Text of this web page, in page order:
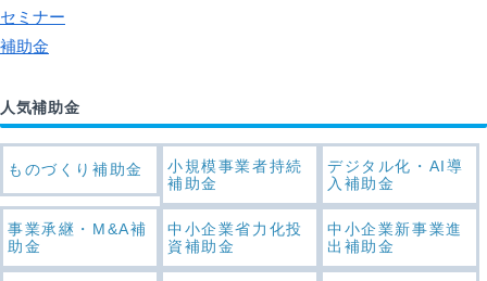
セミナー
補助金
人気補助金
ものづくり補助金
小規模事業者持続
補助金
デジタル化・AI導
入補助金
事業承継・M&A補
助金
中小企業省力化投
資補助金
中小企業新事業進
出補助金